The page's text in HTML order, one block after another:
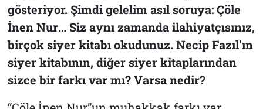
gösteriyor. Şimdi gelelim asıl soruya:Çöle
İnen Nur… Siz aynı zamanda ilahiyatçısınız,
birçok siyer kitabı okudunuz. Necip Fazıl’ın
siyer kitabının, diğer siyer kitaplarından
sizce bir farkı var mı? Varsa nedir?